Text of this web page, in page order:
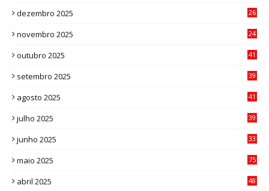
dezembro 2025
26
novembro 2025
24
outubro 2025
41
setembro 2025
39
agosto 2025
41
julho 2025
39
junho 2025
33
maio 2025 75
abril 2025
48